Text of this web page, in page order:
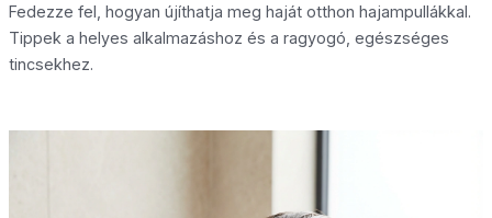
Fedezze fel, hogyan újíthatja meg haját otthon hajampullákkal.
Tippek a helyes alkalmazáshoz és a ragyogó, egészséges
tincsekhez.